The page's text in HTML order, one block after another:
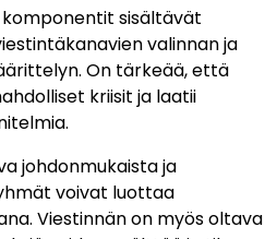
komponentit sisältävät
valinnan ja
On tärkeää, että
kriisit ja laatii
johdonmukaista ja
voivat luottaa
Viestinnän on myös oltava